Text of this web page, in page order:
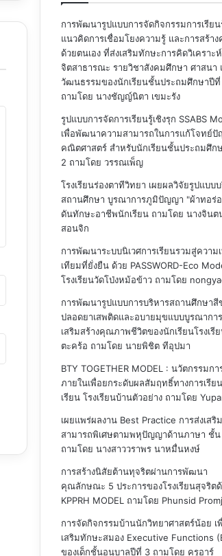
การพัฒนารูปแบบการจัดกิจกรรมการเรีย
แนวคิดการเชื่อมโยงความรู้ และการสร้าง
ด้วยตนเอง ที่ส่งเสริมทักษะการคิดวิเคราะ
จิตสาธารณะ รายวิชาสังคมศึกษา ศาสนา
วัฒนธรรมของนักเรียนชั้นประถมศึกษาปี
ถามโดย นางชัญญ์นิตา เขมะรัง
รูปแบบการจัดการเรียนรู้เชิงรุก SSABS
เพื่อพัฒนาความสามารถในการแก้โจทย์ปั
คณิตศาสตร์ สำหรับนักเรียนชั้นประถมศึก
2 ถามโดย วรรณเพ็ญ
โรงเรียนร่องตาทีวิทยา เผยผลวิจัยรูปแบบ
สถานศึกษา บูรณาการภูมิปัญญา "ผ้าทอร่
ดันทักษะอาชีพนักเรียนถามโดย นางจินต
สอนจิก
การพัฒนาระบบนิเวศการเรียนรวมสู่ความ
เทียมที่ยั่งยืน ด้วย PASSWORD-Eco
โรงเรียนวัดโป่งหม้อข้าวถามโดย
การพัฒนารูปแบบการบริหารสถานศึกษาสี
ปลอดยาเสพติดและอบายมุขแบบบูรณากา
เสริมสร้างคุณภาพชีวิตของนักเรียนโรงเรี
ตะคร้อ ถามโดย นายพิชิต ทีอุปมา
BTY TOGETHER MODEL : นวัตกรรมกา
ภายในเพื่อยกระดับผลสัมฤทธิ์ทางการเรีย
เรียน โรงเรียนบ้านตัวอย่างถามโดย
เผยแพร่ผลงาน Best Practice การส่งเสริ
สามารถพิเศษตามพหุปัญญาด้านภาษา ชั้
ถามโดย นางสาววราพร นาหมื่นหงษ์
การสร้างนิสัยต้านทุจริตผ่านการพัฒนา
คุณลักษณะ 5 ประการของโรงเรียนสุจริต
KPPRH MODELถามโดย Phunsid
การจัดกิจกรรมบ้านนักวิทยาศาสตร์น้อย เ
เสริมทักษะสมอง Executive Functions
ของเด็กชั้นอนุบาลปีที่ 3ถามโดย ครูอาร์